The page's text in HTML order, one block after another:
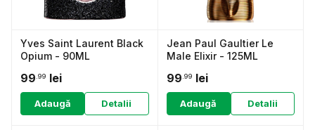
Yves Saint Laurent Black
Opium - 90ML
99 .99 lei
Adaugă Detalii
Jean Paul Gaultier Le
Male Elixir - 125ML
99 .99 lei
Adaugă Detalii